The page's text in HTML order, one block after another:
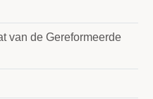
van de Gereformeerde